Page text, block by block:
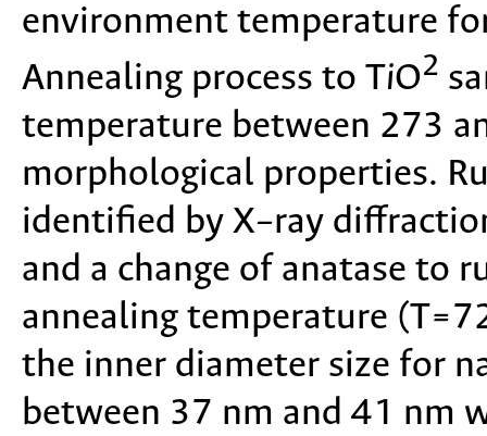
environment temperature
Annealing process to TiO2
temperature between 273
morphological properties.
identified by X–ray
and a change of anatase to
annealing temperature
the inner diameter size for
between 37 nm and 41 nm